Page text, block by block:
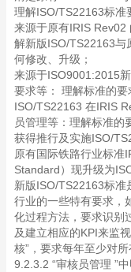
理解ISO/TS22163标准
来源于原有IRIS Rev02
解新版ISO/TS22163与
何修改、升级；
来源于ISO9001:2015
要求等： 理解标准的要
ISO/TS22163 在IRIS
员管理等：理解标准的
获得推行及实施ISO/
原有国际铁路行业标
Standard）现升级为
新版ISO/TS22163标准
行业的一些特有要求，
化过程方法，要求识别
及建立相应的KPI来监
核”，要求每年至少对
9.2.3.2 “审核员管理 ”